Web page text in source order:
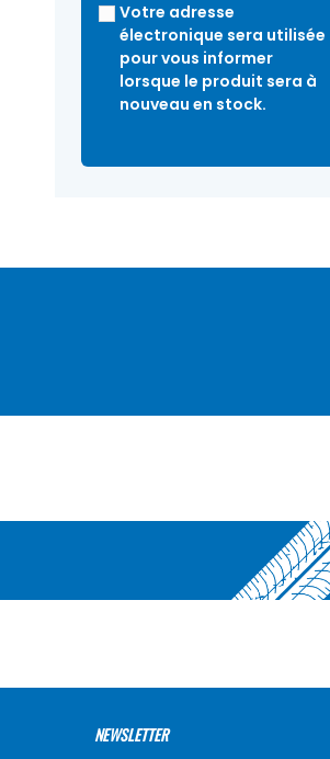
Votre adresse
électronique sera utilisée
pour vous informer
lorsque le produit sera à
nouveau en stock.
NEWSLETTER